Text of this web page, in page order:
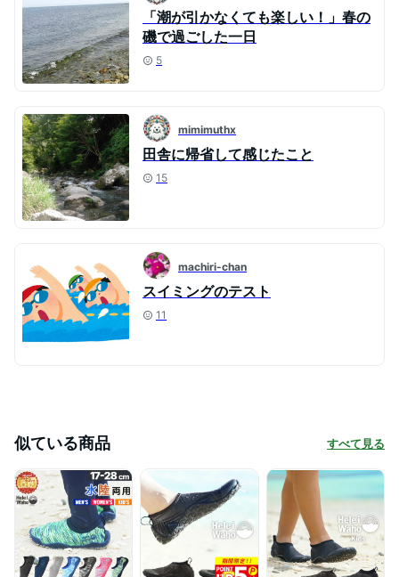
「潮が引かなくても楽しい！」春の
磯で過ごした一日
5
mimimuthx
田舎に帰省して感じたこと
15
machiri-chan
スイミングのテスト
11
似ている商品 すべて見る